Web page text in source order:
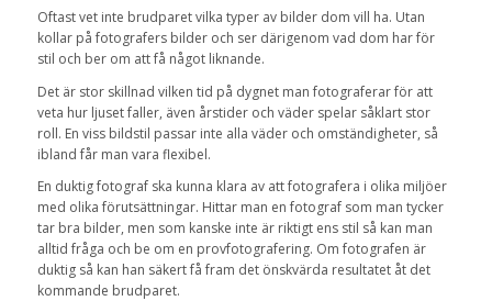
Oftast vet inte brudparet vilka typer av bilder dom vill ha. Utan
kollar på fotografers bilder och ser därigenom vad dom har för
stil och ber om att få något liknande.
Det är stor skillnad vilken tid på dygnet man fotograferar för att
veta hur ljuset faller, även årstider och väder spelar såklart stor
roll. En viss bildstil passar inte alla väder och omständigheter, så
ibland får man vara flexibel.
En duktig fotograf ska kunna klara av att fotografera i olika miljöer
med olika förutsättningar. Hittar man en fotograf som man tycker
tar bra bilder, men som kanske inte är riktigt ens stil så kan man
alltid fråga och be om en provfotografering. Om fotografen är
duktig så kan han säkert få fram det önskvärda resultatet åt det
kommande brudparet.